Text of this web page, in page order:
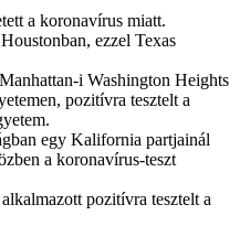
a koronavírus miatt.
ezzel Texas
i Washington Heights
pozitívra tesztelt a
egy Kalifornia partjainál
a koronavírus-teszt
pozitívra tesztelt a